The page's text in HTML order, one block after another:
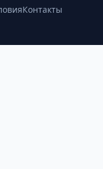
Контакты